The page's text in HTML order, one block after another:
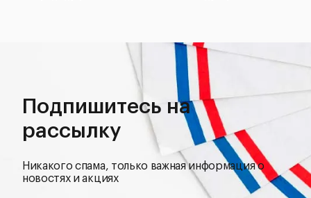
Подпишитесь на
рассылку
Никакого спама, только важная информация о
новостях и акциях